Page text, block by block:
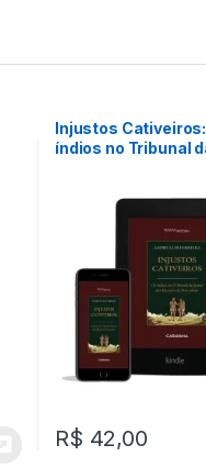
Injustos
índios no Tribunal
Formato Kindle
R$ 42,00